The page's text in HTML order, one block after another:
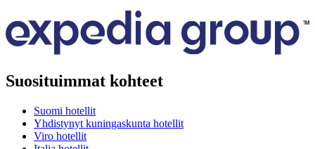
Suosituimmat kohteet
Suomi hotellit
Yhdistynyt kuningaskunta hotellit
Viro hotellit